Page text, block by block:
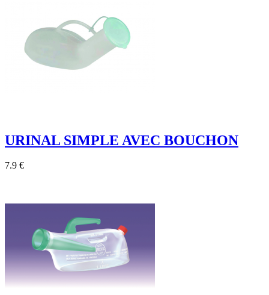
URINAL SIMPLE AVEC BOUCHON
7.9 €